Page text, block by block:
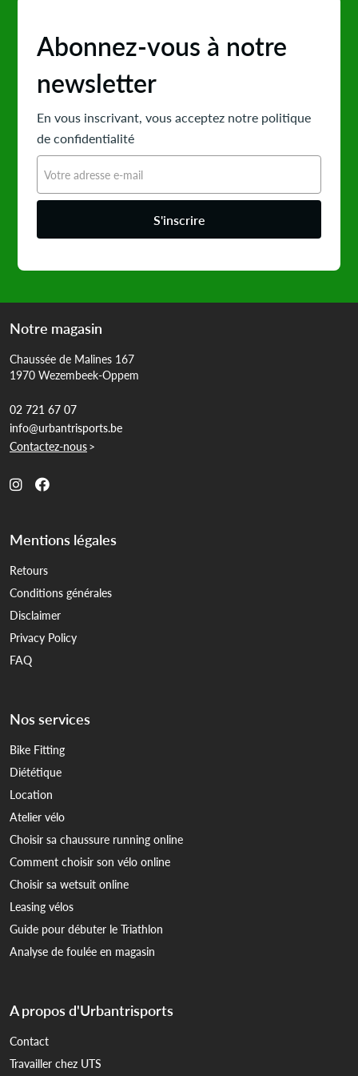
Abonnez-vous à notre
newsletter
En vous inscrivant, vous acceptez notre politique
de confidentialité
S'inscrire
Notre magasin
Chaussée de Malines 167
1970 Wezembeek-Oppem
02 721 67 07
info@urbantrisports.be
Contactez-nous>
Mentions légales
Retours
Conditions générales
Disclaimer
Privacy Policy
FAQ
Nos services
Bike Fitting
Diététique
Location
Atelier vélo
Choisir sa chaussure running online
Comment choisir son vélo online
Choisir sa wetsuit online
Leasing vélos
Guide pour débuter le Triathlon
Analyse de foulée en magasin
A propos d'Urbantrisports
Contact
Travailler chez UTS